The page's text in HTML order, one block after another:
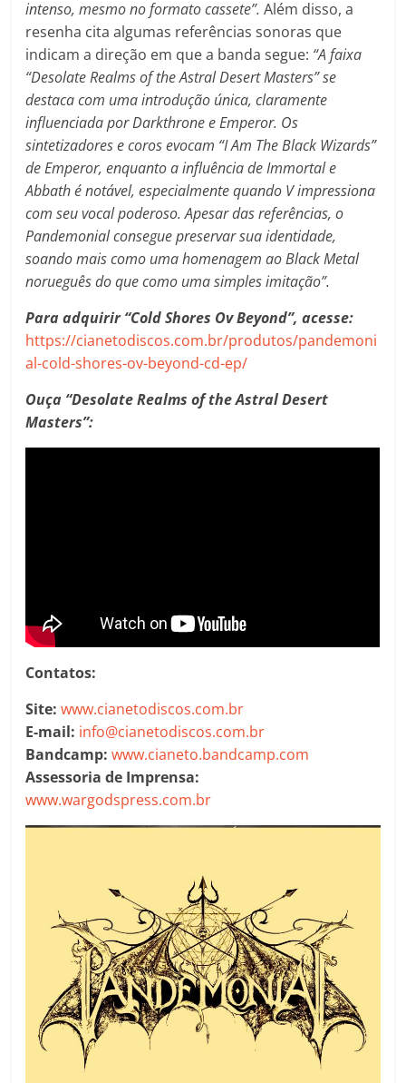
intenso, mesmo no formato cassete”.Além disso, a
resenha cita algumas referências sonoras que
indicam a direção em que a banda segue: “A faixa
“Desolate Realms of the Astral Desert Masters” se
destaca com uma introdução única, claramente
influenciada por Darkthrone e Emperor. Os
sintetizadores e coros evocam “I Am The Black Wizards”
de Emperor, enquanto a influência de Immortal e
Abbath é notável, especialmente quando V impressiona
com seu vocal poderoso. Apesar das referências, o
Pandemonial consegue preservar sua identidade,
soando mais como uma homenagem ao Black Metal
norueguês do que como uma simples imitação”.
Para adquirir “Cold Shores Ov Beyond”, acesse:
https://cianetodiscos.com.br/produtos/pandemoni
al-cold-shores-ov-beyond-cd-ep/
Ouça “Desolate Realms of the Astral Desert
Masters”:
Contatos:
Site:www.cianetodiscos.com.br
E-mail: info@cianetodiscos.com.br
Bandcamp: www.cianeto.bandcamp.com
Assessoria de Imprensa:
www.wargodspress.com.br